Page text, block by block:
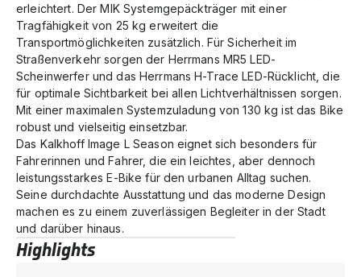
erleichtert. Der MIK Systemgepäckträger mit einer
Tragfähigkeit von 25 kg erweitert die
Transportmöglichkeiten zusätzlich. Für Sicherheit im
Straßenverkehr sorgen der Herrmans MR5 LED-
Scheinwerfer und das Herrmans H-Trace LED-Rücklicht, die
für optimale Sichtbarkeit bei allen Lichtverhältnissen sorgen.
Mit einer maximalen Systemzuladung von 130 kg ist das Bike
robust und vielseitig einsetzbar.
Das Kalkhoff Image L Season eignet sich besonders für
Fahrerinnen und Fahrer, die ein leichtes, aber dennoch
leistungsstarkes E-Bike für den urbanen Alltag suchen.
Seine durchdachte Ausstattung und das moderne Design
machen es zu einem zuverlässigen Begleiter in der Stadt
und darüber hinaus.
Highlights